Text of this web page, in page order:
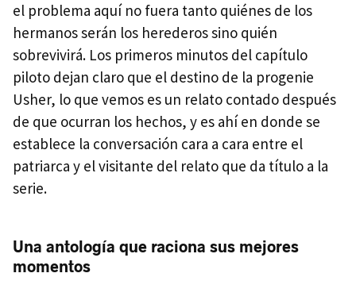
el problema aquí no fuera tanto quiénes de los
hermanos serán los herederos sino quién
sobrevivirá. Los primeros minutos del capítulo
piloto dejan claro que el destino de la progenie
Usher, lo que vemos es un relato contado después
de que ocurran los hechos, y es ahí en donde se
establece la conversación cara a cara entre el
patriarca y el visitante del relato que da título a la
serie.
Una antología que raciona sus mejores
momentos